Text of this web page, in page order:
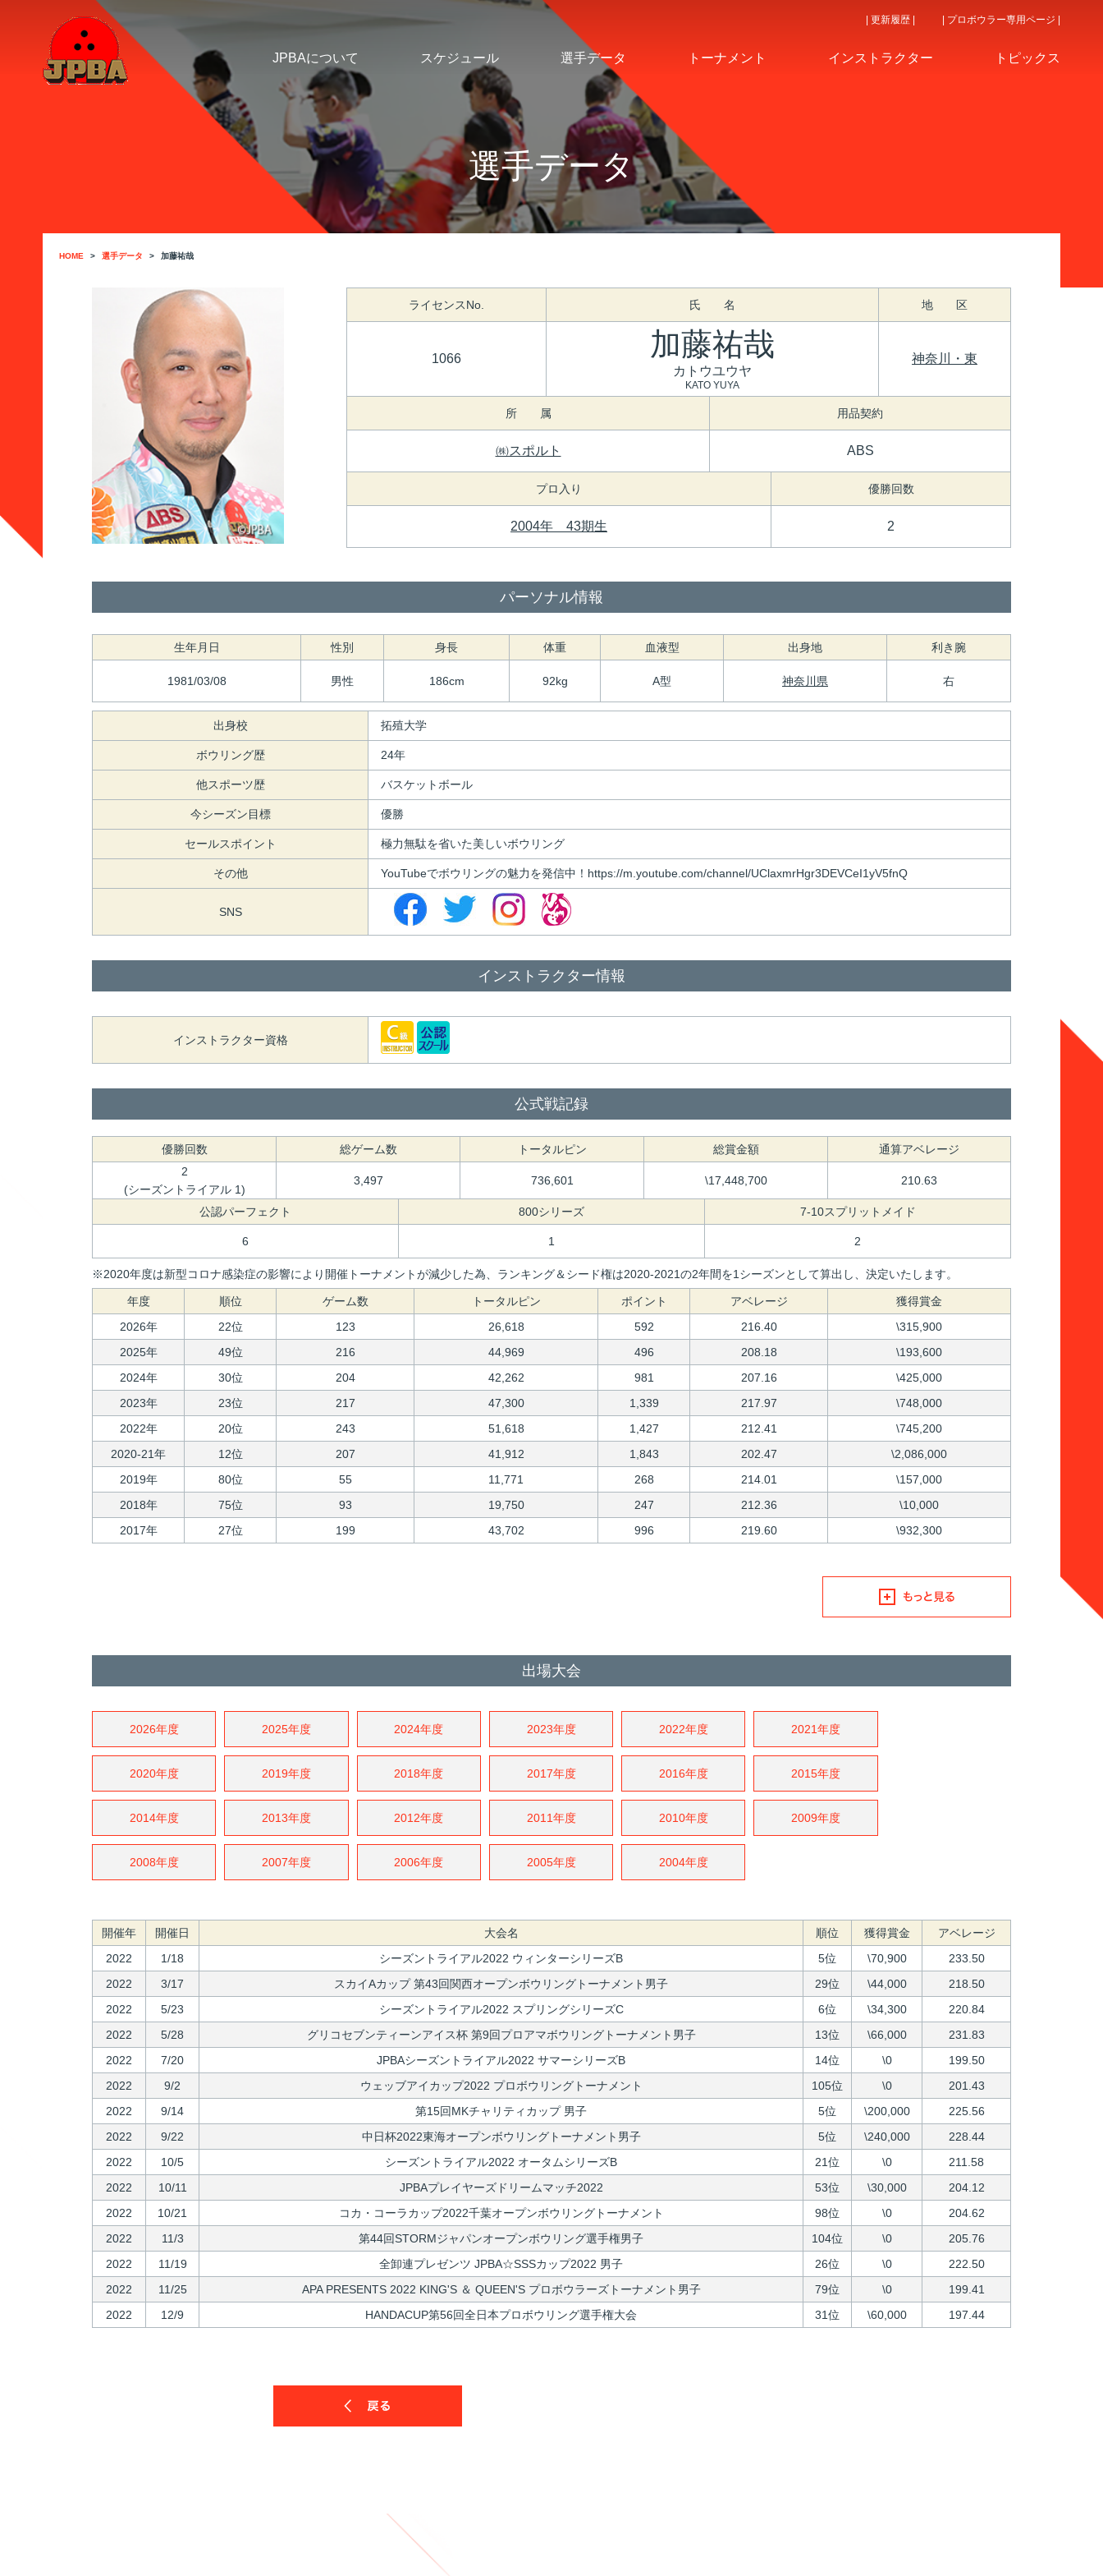
JPBAについて スケジュール 選手データ トーナメント インストラクター トピックス
| 更新履歴 | | プロボウラー専用ページ |
選手データ
HOME 選手データ 加藤祐哉
ライセンスNo. 氏 名 地 区
1066 加藤祐哉
カトウユウヤ
KATO YUYA
神奈川・東
所 属 用品契約
㈱スポルト ABS
プロ入り 優勝回数
2004年 43期生 2
パーソナル情報
生年月日 性別 身長 体重 血液型 出身地 利き腕
1981/03/08 男性 186cm 92kg A型 神奈川県 右
出身校 拓殖大学
ボウリング歴 24年
他スポーツ歴 バスケットボール
今シーズン目標 優勝
セールスポイント 極力無駄を省いた美しいボウリング
その他 YouTubeでボウリングの魅力を発信中！https://m.youtube.com/channel/UClaxmrHgr3DEVCeI1yV5fnQ
SNS
インストラクター情報
インストラクター資格
公式戦記録
優勝回数 総ゲーム数 トータルピン 総賞金額
通算アベレージ
2
(シーズントライアル 1)
3,497 736,601 \17,448,700 210.63
公認パーフェクト 800シリーズ 7-10スプリットメイド
6 1 2
※2020年度は新型コロナ感染症の影響により開催トーナメントが減少した為、ランキング＆シード権は2020-2021の2年間を1シーズンとして算出し、決定いたします。
年度 順位 ゲーム数 トータルピン ポイント アベレージ
獲得賞金
2026年
22位 123 26,618 592 216.40
\315,900
2025年
49位 216 44,969 496 208.18
\193,600
2024年
30位 204 42,262 981 207.16
\425,000
2023年
23位 217 47,300 1,339 217.97
\748,000
2022年
20位 243 51,618 1,427 212.41
\745,200
2020-21年
12位 207 41,912 1,843 202.47
\2,086,000
2019年
80位 55 11,771 268 214.01
\157,000
2018年
75位 93 19,750 247 212.36
\10,000
2017年
27位 199 43,702 996 219.60 \932,300
出場大会
2026年度 2025年度 2024年度 2023年度 2022年度 2021年度
2020年度 2019年度 2018年度 2017年度 2016年度 2015年度
2014年度 2013年度 2012年度 2011年度 2010年度 2009年度
2008年度 2007年度 2006年度 2005年度 2004年度
開催年 開催日 大会名 順位 獲得賞金
アベレージ
2022
1/18 シーズントライアル2022 ウィンターシリーズB 5位 \70,900
233.50
2022
3/17 スカイAカップ 第43回関西オープンボウリングトーナメント男子 29位 \44,000
218.50
2022
5/23 シーズントライアル2022 スプリングシリーズC 6位 \34,300
220.84
2022
5/28 グリコセブンティーンアイス杯 第9回プロアマボウリングトーナメント男子 13位 \66,000
231.83
2022
7/20 JPBAシーズントライアル2022 サマーシリーズB 14位 \0
199.50
2022
9/2 ウェッブアイカップ2022 プロボウリングトーナメント 105位 \0
201.43
2022
9/14 第15回MKチャリティカップ 男子 5位 \200,000
225.56
2022
9/22 中日杯2022東海オープンボウリングトーナメント男子 5位 \240,000
228.44
2022
10/5 シーズントライアル2022 オータムシリーズB 21位 \0
211.58
2022
10/11 JPBAプレイヤーズドリームマッチ2022 53位 \30,000
204.12
2022
10/21 コカ・コーラカップ2022千葉オープンボウリングトーナメント 98位 \0
204.62
2022
11/3 第44回STORMジャパンオープンボウリング選手権男子 104位 \0
205.76
2022
11/19 全卸連プレゼンツ JPBA☆SSSカップ2022 男子 26位 \0
222.50
2022
11/25 APA PRESENTS 2022 KING'S ＆ QUEEN'S プロボウラーズトーナメント男子 79位 \0
199.41
2022
12/9 HANDACUP第56回全日本プロボウリング選手権大会 31位 \60,000 197.44